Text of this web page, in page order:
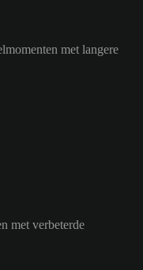
met langere
met verbeterde